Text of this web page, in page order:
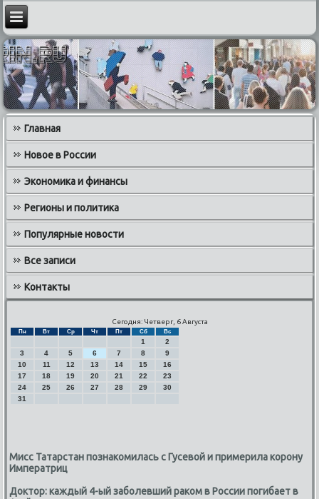
Главная
Новое в России
Экономика и финансы
Регионы и политика
Популярные новости
Все записи
Контакты
Сегодня: Четверг, 6 Августа
Пн Вт Ср Чт Пт Сб Вс
1
2
3
4 5 6 7 8
9
10
11 12 13 14 15
16
17
18 19 20 21 22
23
24
25 26 27 28 29
30
31
Мисс Татарстан познакомилась с Гусевой и примерила корону
Императриц
Доктор: каждый 4-ый заболевший раком в России погибает в